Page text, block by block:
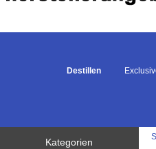
Destillen
Kategorien